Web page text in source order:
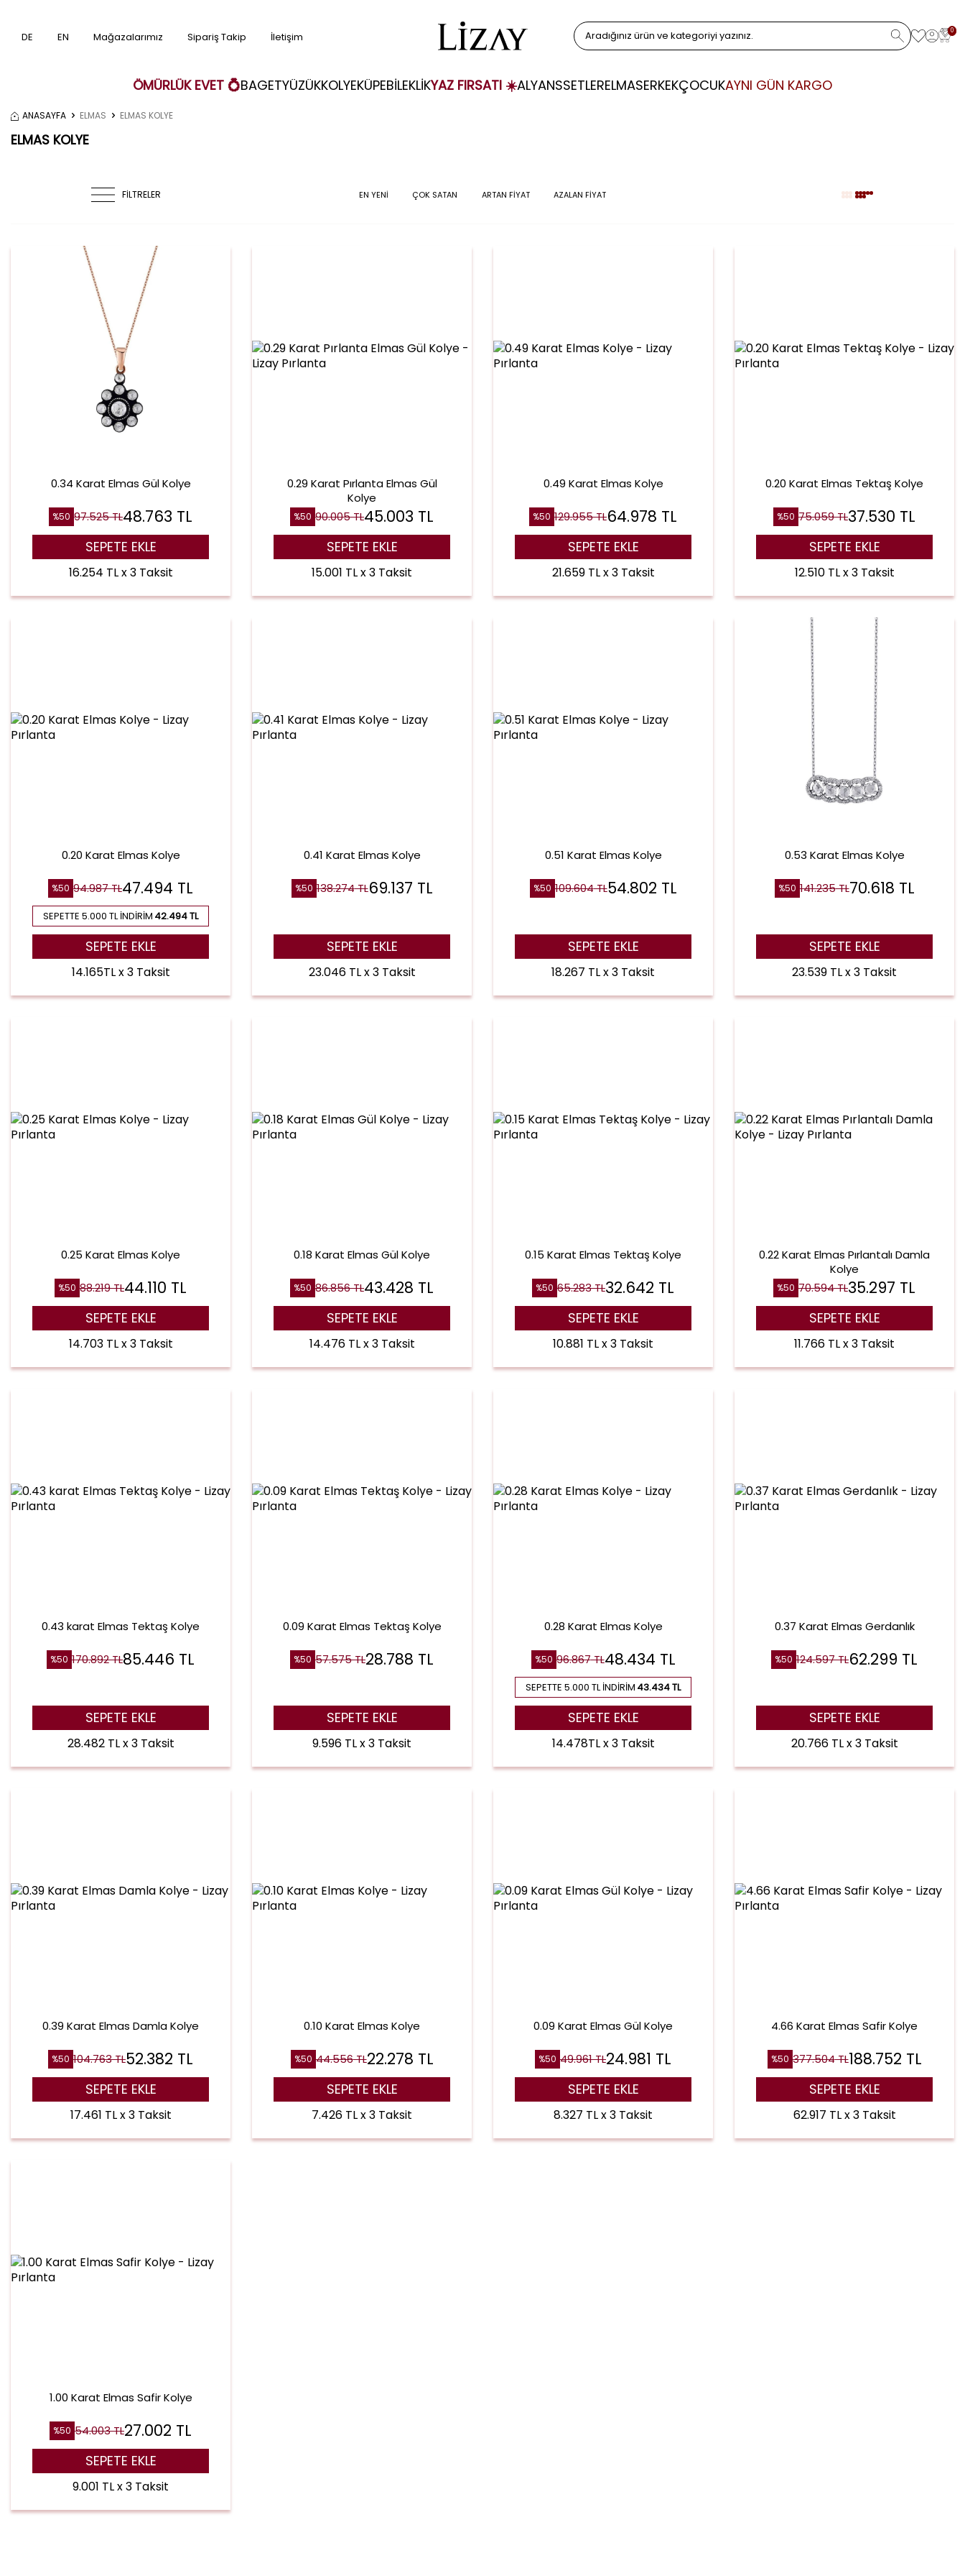
DE EN Mağazalarımız Sipariş Takip İletişim 0
ÖMÜRLÜK EVET 💍BAGETYÜZÜKKOLYEKÜPEBİLEKLİKYAZ FIRSATI ☀️ALYANSSETLERELMASERKEKÇOCUKAYNI GÜN KARGO
ANASAYFA ELMAS ELMAS KOLYE
ELMAS KOLYE
FİLTRELER EN YENİ ÇOK SATAN ARTAN FİYAT AZALAN FİYAT
0.34 Karat Elmas Gül Kolye
%50 97.525TL48.763 TL
SEPETE EKLE
16.254 TL x 3 Taksit
0.29 Karat Pırlanta Elmas Gül
Kolye
%50 90.005TL45.003 TL
SEPETE EKLE
15.001 TL x 3 Taksit
0.49 Karat Elmas Kolye
%50 129.955TL64.978 TL
SEPETE EKLE
21.659 TL x 3 Taksit
0.20 Karat Elmas Tektaş Kolye
%50 75.059TL37.530 TL
SEPETE EKLE
12.510 TL x 3 Taksit
0.20 Karat Elmas Kolye
%50 94.987TL47.494 TL
SEPETTE 5.000 TL İNDIRIM 42.494 TL
SEPETE EKLE
14.165TL x 3 Taksit
0.41 Karat Elmas Kolye
%50 138.274TL69.137 TL
SEPETE EKLE
23.046 TL x 3 Taksit
0.51 Karat Elmas Kolye
%50 109.604TL54.802 TL
SEPETE EKLE
18.267 TL x 3 Taksit
0.53 Karat Elmas Kolye
%50 141.235TL70.618 TL
SEPETE EKLE
23.539 TL x 3 Taksit
0.25 Karat Elmas Kolye
%50 88.219TL44.110 TL
SEPETE EKLE
14.703 TL x 3 Taksit
0.18 Karat Elmas Gül Kolye
%50 86.856TL43.428 TL
SEPETE EKLE
14.476 TL x 3 Taksit
0.15 Karat Elmas Tektaş Kolye
%50 65.283TL32.642 TL
SEPETE EKLE
10.881 TL x 3 Taksit
0.22 Karat Elmas Pırlantalı Damla
Kolye
%50 70.594TL35.297 TL
SEPETE EKLE
11.766 TL x 3 Taksit
0.43 karat Elmas Tektaş Kolye
%50 170.892TL85.446 TL
SEPETE EKLE
28.482 TL x 3 Taksit
0.09 Karat Elmas Tektaş Kolye
%50 57.575TL28.788 TL
SEPETE EKLE
9.596 TL x 3 Taksit
0.28 Karat Elmas Kolye
%50 96.867TL48.434 TL
SEPETTE 5.000 TL İNDIRIM 43.434 TL
SEPETE EKLE
14.478TL x 3 Taksit
0.37 Karat Elmas Gerdanlık
%50 124.597TL62.299 TL
SEPETE EKLE
20.766 TL x 3 Taksit
0.39 Karat Elmas Damla Kolye
%50 104.763TL52.382 TL
SEPETE EKLE
17.461 TL x 3 Taksit
0.10 Karat Elmas Kolye
%50 44.556TL22.278 TL
SEPETE EKLE
7.426 TL x 3 Taksit
0.09 Karat Elmas Gül Kolye
%50 49.961TL24.981 TL
SEPETE EKLE
8.327 TL x 3 Taksit
4.66 Karat Elmas Safir Kolye
%50 377.504TL188.752 TL
SEPETE EKLE
62.917 TL x 3 Taksit
1.00 Karat Elmas Safir Kolye
%50 54.003TL27.002 TL
SEPETE EKLE
9.001 TL x 3 Taksit